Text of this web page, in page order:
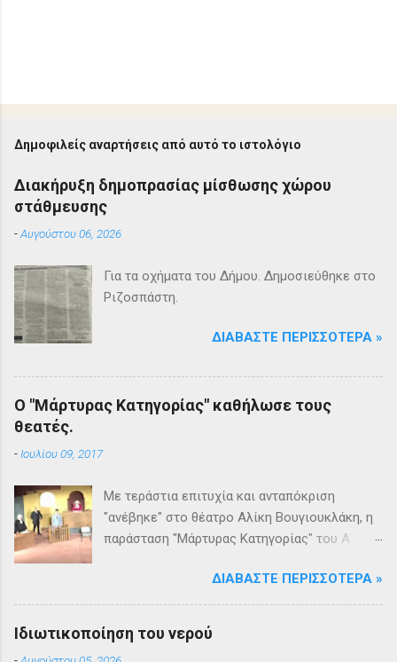
Δημοφιλείς αναρτήσεις από αυτό το ιστολόγιο
Διακήρυξη δημοπρασίας μίσθωσης χώρου
στάθμευσης
-Αυγούστου 06, 2026
Για τα οχήματα του Δήμου. Δημοσιεύθηκε στο
Ριζοσπάστη.
ΔΙΑΒΆΣΤΕ ΠΕΡΙΣΣΌΤΕΡΑ »
Ο "Μάρτυρας Κατηγορίας" καθήλωσε τους
θεατές.
-Ιουλίου 09, 2017
Με τεράστια επιτυχία και ανταπόκριση
"ανέβηκε" στο θέατρο Αλίκη Βουγιουκλάκη, η
παράσταση "Μάρτυρας Κατηγορίας" του Α΄
Βριλησσίων. Το θέατρο γέμισε και πάνω από
1500 θεατές και τις δύο βραδιές απόλαυσαν
κυριολεκτικά μία σπουδαία παράσταση
υψηλής δραματουργίας. Το έργο της Αγκάθα
ΔΙΑΒΆΣΤΕ ΠΕΡΙΣΣΌΤΕΡΑ »
Ιδιωτικοποίηση του νερού